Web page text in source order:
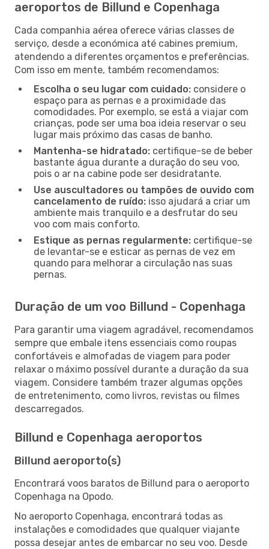
aeroportos de Billund e Copenhaga
Cada companhia aérea oferece várias classes de
serviço, desde a económica até cabines premium,
atendendo a diferentes orçamentos e preferências.
Com isso em mente, também recomendamos:
Escolha o seu lugar com cuidado: considere o
espaço para as pernas e a proximidade das
comodidades. Por exemplo, se está a viajar com
crianças, pode ser uma boa ideia reservar o seu
lugar mais próximo das casas de banho.
Mantenha-se hidratado: certifique-se de beber
bastante água durante a duração do seu voo,
pois o ar na cabine pode ser desidratante.
Use auscultadores ou tampões de ouvido com
cancelamento de ruído: isso ajudará a criar um
ambiente mais tranquilo e a desfrutar do seu
voo com mais conforto.
Estique as pernas regularmente: certifique-se
de levantar-se e esticar as pernas de vez em
quando para melhorar a circulação nas suas
pernas.
Duração de um voo Billund - Copenhaga
Para garantir uma viagem agradável, recomendamos
sempre que embale itens essenciais como roupas
confortáveis e almofadas de viagem para poder
relaxar o máximo possível durante a duração da sua
viagem. Considere também trazer algumas opções
de entretenimento, como livros, revistas ou filmes
descarregados.
Billund e Copenhaga aeroportos
Billund aeroporto(s)
Encontrará voos baratos de Billund para o aeroporto
Copenhaga na Opodo.
No aeroporto Copenhaga, encontrará todas as
instalações e comodidades que qualquer viajante
possa desejar antes de embarcar no seu voo. Desde